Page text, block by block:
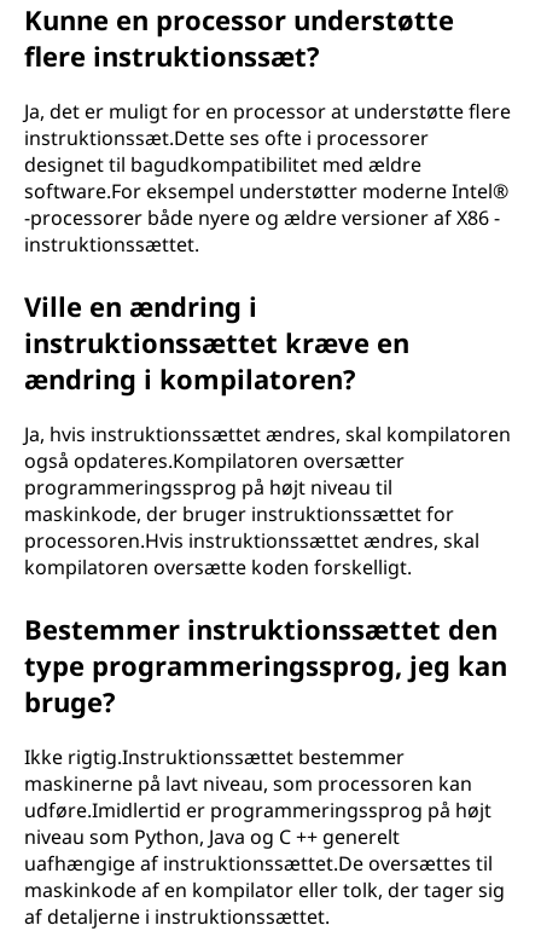
Kunne en processor understøtte
flere instruktionssæt?
Ja, det er muligt for en processor at understøtte flere
instruktionssæt.Dette ses ofte i processorer
designet til bagudkompatibilitet med ældre
software.For eksempel understøtter moderne Intel®
-processorer både nyere og ældre versioner af X86 -
instruktionssættet.
Ville en ændring i
instruktionssættet kræve en
ændring i kompilatoren?
Ja, hvis instruktionssættet ændres, skal kompilatoren
også opdateres.Kompilatoren oversætter
programmeringssprog på højt niveau til
maskinkode, der bruger instruktionssættet for
processoren.Hvis instruktionssættet ændres, skal
kompilatoren oversætte koden forskelligt.
Bestemmer instruktionssættet den
type programmeringssprog, jeg kan
bruge?
Ikke rigtig.Instruktionssættet bestemmer
maskinerne på lavt niveau, som processoren kan
udføre.Imidlertid er programmeringssprog på højt
niveau som Python, Java og C ++ generelt
uafhængige af instruktionssættet.De oversættes til
maskinkode af en kompilator eller tolk, der tager sig
af detaljerne i instruktionssættet.